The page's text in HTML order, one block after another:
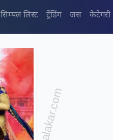
सिम्पल लिस्ट ट्रेंडिंग जस केटेगरी